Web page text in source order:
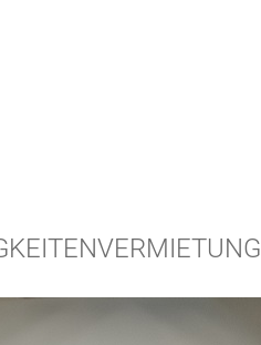
VERMIETUNG